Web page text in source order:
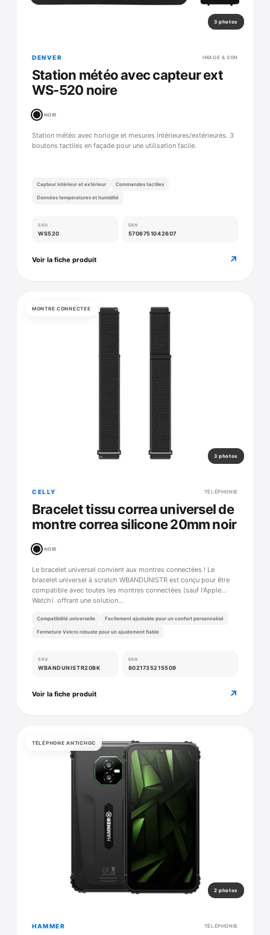
3 photos
DENVER IMAGE & SON
Station météo avec capteur ext
WS-520 noire
NOIR
Station météo avec horloge et mesures intérieures/extérieures. 3
boutons tactiles en façade pour une utilisation facile.
Capteur intérieur et extérieur Commandes tactiles
Données temperatures et humidité
SKU
WS520
EAN
5706751042607
Voir la fiche produit ↗
MONTRE CONNECTEE
3 photos
CELLY TÉLÉPHONIE
Bracelet tissu correa universel de
montre correa silicone 20mm noir
NOIR
Le bracelet universel convient aux montres connectées ! Le
bracelet universel à scratch WBANDUNISTR est conçu pour être
compatible avec toutes les montres connectées (sauf l'Apple
Watch), offrant une solution…
Compatibilité universelle Facilement ajustable pour un confort personnalisé
Fermeture Velcro robuste pour un ajustement fiable
SKU
WBANDUNISTR20BK
EAN
8021735215509
Voir la fiche produit ↗
TÉLÉPHONE ANTICHOC
2 photos
HAMMER TÉLÉPHONIE